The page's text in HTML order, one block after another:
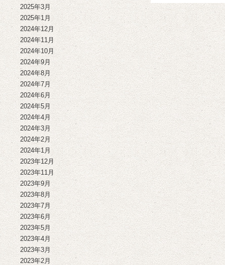
2025年3月
2025年1月
2024年12月
2024年11月
2024年10月
2024年9月
2024年8月
2024年7月
2024年6月
2024年5月
2024年4月
2024年3月
2024年2月
2024年1月
2023年12月
2023年11月
2023年9月
2023年8月
2023年7月
2023年6月
2023年5月
2023年4月
2023年3月
2023年2月